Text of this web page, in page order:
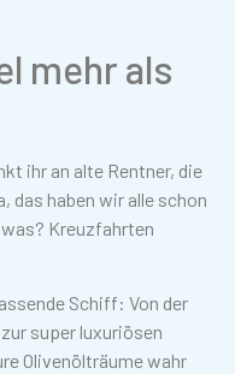
mehr als
ihr an alte Rentner, die
das haben wir alle schon
Kreuzfahrten
Schiff: Von der
super luxuriösen
Olivenölträume wahr